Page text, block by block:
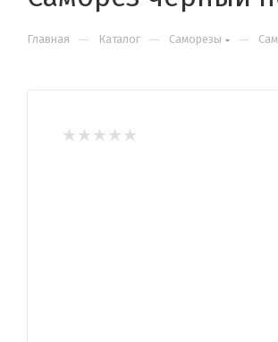
Главная — Каталог — Саморезы —